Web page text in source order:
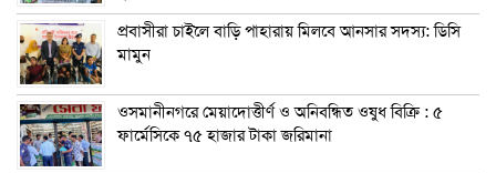
প্রবাসীরা চাইলে বাড়ি পাহারায় মিলবে আনসার সদস্য: ডিসি
মামুন
ওসমানীনগরে মেয়াদোত্তীর্ণ ও অনিবন্ধিত ওষুধ বিক্রি : ৫
ফার্মেসিকে ৭৫ হাজার টাকা জরিমানা